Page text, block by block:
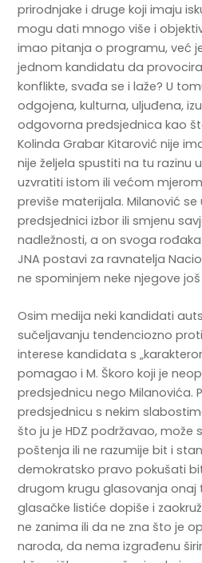
prirodnjake i druge koji imaju
mogu dati mnogo više i
imao pitanja o programu, već
jednom kandidatu da
konflikte, svađa se i laže? U
odgojena, kulturna, uljuđena,
odgovorna predsjednica kao
Kolinda Grabar Kitarović nije
nije željela spustiti na tu razinu
uzvratiti istom ili većom
previše materijala. Milanović
predsjednici izbor ili smjenu
nadležnosti, a on svoga
JNA postavi za ravnatelja
ne spominjem neke njegove
Osim medija neki kandidati
sučeljavanju tendenciozno
interese kandidata s
pomagao i M. Škoro koji je
predsjednicu nego Milanovića.
predsjednicu s nekim
što ju je HDZ podržavao, može
poštenja ili ne razumije bit i
demokratsko pravo pokušati
drugom krugu glasovanja onaj
glasačke listiće dopiše i
ne zanima ili da ne zna što je
naroda, da nema izgrađenu